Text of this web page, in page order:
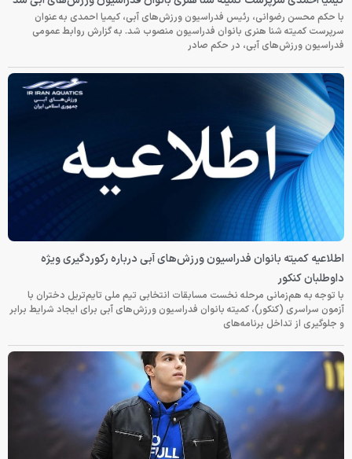
فدراسیون ورزش‌های آبی، کیمیا احمدی به عنوان
بانوان فدراسیون منصوب شد. به گزارش روابط عمومی
در حکم صادر
فدراسیون ورزش‌های آبی درباره رکوردگیری ویژه
نخست مسابقات انتخابی تیم ملی تایم‌تریل دختران با
کمیته بانوان فدراسیون ورزش‌های آبی برای ایجاد شرایط برابر